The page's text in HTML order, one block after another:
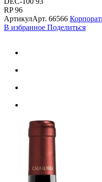
RP 96
АртикулАрт. 66566
В избранное Поделиться